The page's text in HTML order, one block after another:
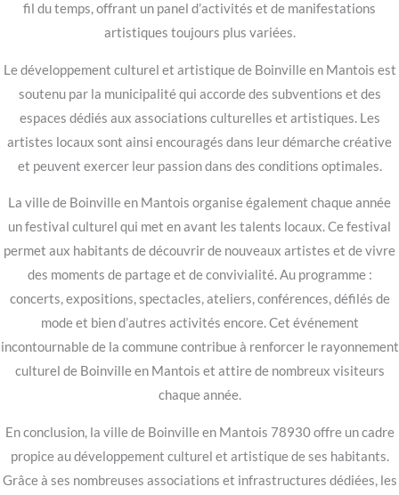
fil du temps, offrant un panel d’activités et de manifestations
artistiques toujours plus variées.
Le développement culturel et artistique de Boinville en Mantois est
soutenu par la municipalité qui accorde des subventions et des
espaces dédiés aux associations culturelles et artistiques. Les
artistes locaux sont ainsi encouragés dans leur démarche créative
et peuvent exercer leur passion dans des conditions optimales.
La ville de Boinville en Mantois organise également chaque année
un festival culturel qui met en avant les talents locaux. Ce festival
permet aux habitants de découvrir de nouveaux artistes et de vivre
des moments de partage et de convivialité. Au programme :
concerts, expositions, spectacles, ateliers, conférences, défilés de
mode et bien d’autres activités encore. Cet événement
incontournable de la commune contribue à renforcer le rayonnement
culturel de Boinville en Mantois et attire de nombreux visiteurs
chaque année.
En conclusion, la ville de Boinville en Mantois 78930 offre un cadre
propice au développement culturel et artistique de ses habitants.
Grâce à ses nombreuses associations et infrastructures dédiées, les